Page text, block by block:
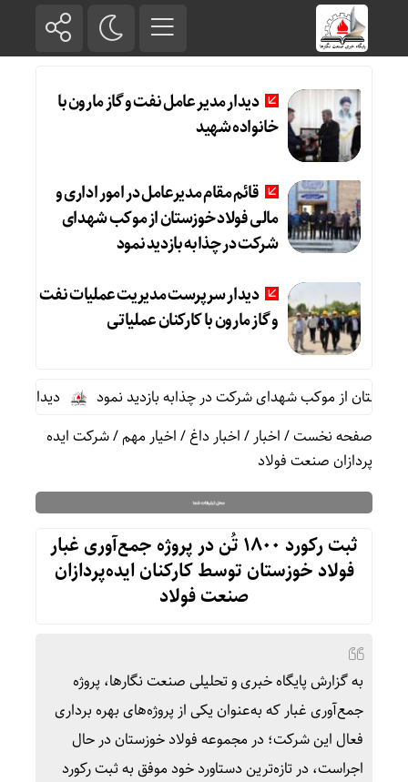
دیدار مدیر عامل نفت و گاز مارون با
خانواده شهید
قائم مقام مدیرعامل در امور اداری و
مالی فولاد خوزستان از موکب شهدای
شرکت در چذابه بازدید نمود
دیدار سرپرست مدیریت عملیات نفت
و گاز مارون با کارکنان عملیاتی
از موکب شهدای شرکت در چذابه بازدید نمود
دیدار
صفحه نخست/اخبار/اخبار داغ/اخیار مهم/شرکت ایده
پردازان صنعت فولاد
ثبت رکورد ۱۸۰۰ تُن در پروژه جمع‌آوری غبار
فولاد خوزستان توسط کارکنان ایده‌پردازان
صنعت فولاد
به گزارش پایگاه خبری و تحلیلی صنعت نگارها، پروژه
جمع‌آوری غبار که به‌عنوان یکی از پروژه‌های بهره برداری
فعال این شرکت؛ در مجموعه فولاد خوزستان در حال
اجراست، در تازه‌ترین دستاورد خود موفق به ثبت رکورد